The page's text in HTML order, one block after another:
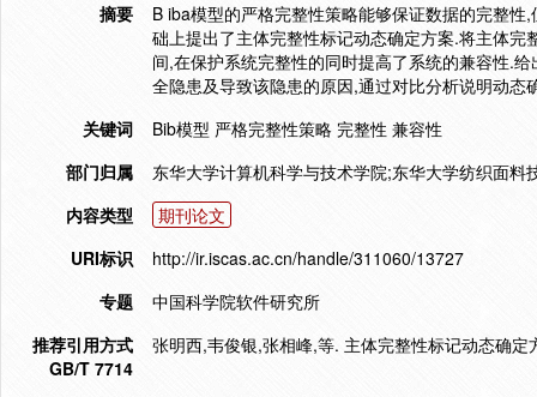
摘要
B iba模型的严格完整性策略能够保证数据的完整
础上提出了主体完整性标记动态确定方案.将主体
间,在保护系统完整性的同时提高了系统的兼容性.
全隐患及导致该隐患的原因,通过对比分析说明动态
关键词
Bib模型 严格完整性策略 完整性 兼容性
部门归属
东华大学计算机科学与技术学院;东华大学纺织面
内容类型
期刊论文
URI标识
http://ir.iscas.ac.cn/handle/311060/13727
专题
中国科学院软件研究所
推荐引用方式
GB/T 7714
张明西,韦俊银,张相峰,等. 主体完整性标记动态确